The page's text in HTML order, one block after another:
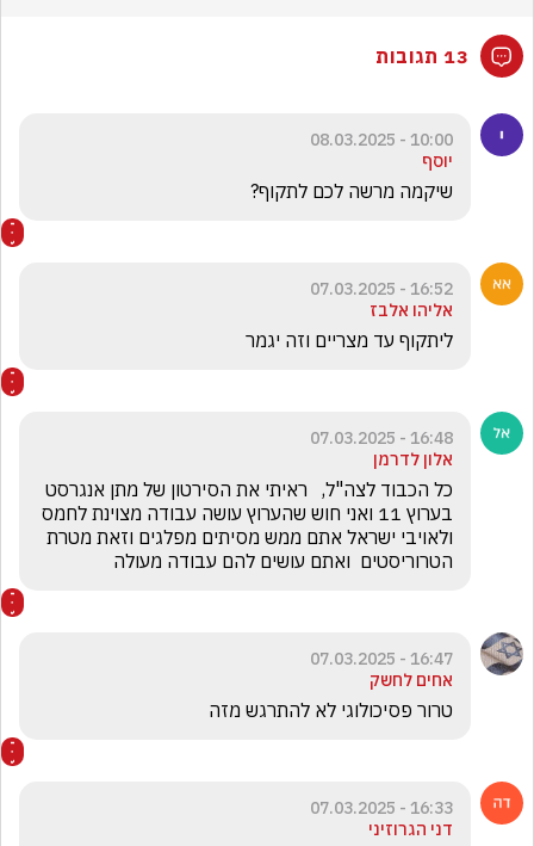
13 תגובות
10:00 - 08.03.2025
יוסף
שיקמה מרשה לכם לתקוף?
16:52 - 07.03.2025
אליהו אלבז
ליתקוף עד מצריים וזה יגמר
16:48 - 07.03.2025
אלון לדרמן
הטרוריסטים  ואתם עושים להם עבודה מעולה
16:47 - 07.03.2025
אחים לחשק
טרור פסיכולוגי לא להתרגש מזה
16:33 - 07.03.2025
דני הגרוזיני